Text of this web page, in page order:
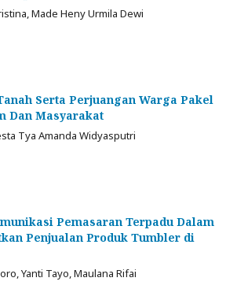
Made Heny Urmila Dewi
Serta Perjuangan Warga Pakel
Dan Masyarakat
Tya Amanda Widyasputri
Pemasaran Terpadu Dalam
Penjualan Produk Tumbler di
Yanti Tayo, Maulana Rifai